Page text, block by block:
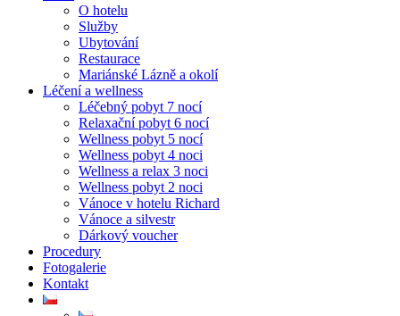
O hotelu
Služby
Ubytování
Restaurace
Mariánské Lázně a okolí
Léčení a wellness
Léčebný pobyt 7 nocí
Relaxační pobyt 6 nocí
Wellness pobyt 5 nocí
Wellness pobyt 4 noci
Wellness a relax 3 noci
Wellness pobyt 2 noci
Vánoce v hotelu Richard
Vánoce a silvestr
Dárkový voucher
Procedury
Fotogalerie
Kontakt